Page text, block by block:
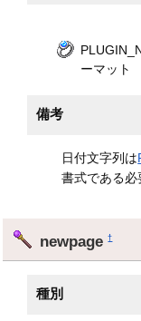
ーマット
備考
日付文字列は
書式である必
newpage†
種別